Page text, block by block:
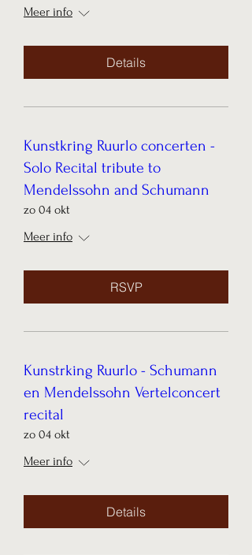
Meer info
Details
Kunstkring Ruurlo concerten -
Solo Recital tribute to
Mendelssohn and Schumann
zo 04 okt
Meer info
RSVP
Kunstrking Ruurlo - Schumann
en Mendelssohn Vertelconcert
recital
zo 04 okt
Meer info
Details